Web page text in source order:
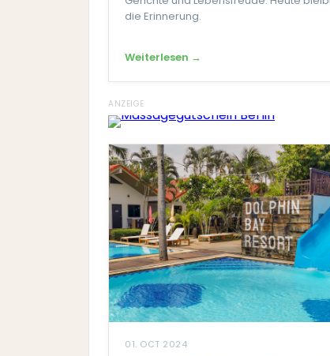
die Erinnerung.
Weiterlesen →
ANZEIGE
01. OCT 2024